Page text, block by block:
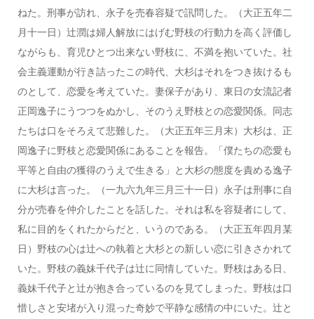
ねた。刑事が訪れ、永子を売春容疑で訊問した。（大正五年二
月十一日）辻潤は婦人解放にはげむ野枝の行動力を高く評価し
ながらも、育児ひとつ出来ない野枝に、不満を抱いていた。社
会主義運動が行き詰ったこの時代、大杉はそれをつき抜けるも
のとして、恋愛を考えていた。妻保子があり、東日の女流記者
正岡逸子にうつつをぬかし、そのうえ野枝との恋愛関係。同志
たちは口をそろえて悲難した。（大正五年三月末）大杉は、正
岡逸子に野枝と恋愛関係にあることを報告。「僕たちの恋愛も
平等と自由の獲得のうえで生きる」と大杉の態度を責める逸子
に大杉は言った。（一九六九年三月三十一日）永子は刑事に自
分が売春を仲介したことを話した。それは私を容疑者にして、
私に目的をくれたからだと、いうのである。（大正五年四月某
日）野枝の心は辻への執着と大杉との新しい恋に引きさかれて
いた。野枝の義妹千代子は辻に同情していた。野枝はある日、
義妹千代子と辻が抱き合っているのを見てしまった。野枝は口
惜しさと安堵が入り混った奇妙で平静な感情の中にいた。辻と